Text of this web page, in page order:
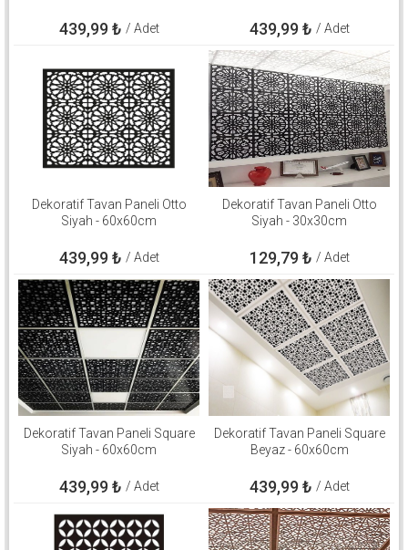
439,99₺ / Adet 439,99₺ / Adet
Dekoratif Tavan Paneli Otto
Siyah - 60x60cm
439,99₺ / Adet
Dekoratif Tavan Paneli Otto
Siyah - 30x30cm
129,79₺ / Adet
Dekoratif Tavan Paneli Square
Siyah - 60x60cm
439,99₺ / Adet
Dekoratif Tavan Paneli Square
Beyaz - 60x60cm
439,99₺ / Adet